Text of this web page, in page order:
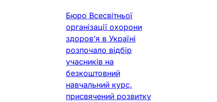
Бюро Всесвітньої
організації охорони
здоров’я в Україні
розпочало відбір
учасників на
безкоштовний
навчальний курс,
присвячений розвитку